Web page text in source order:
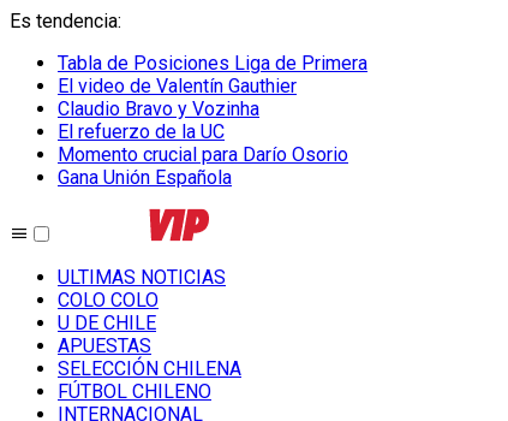
Es tendencia:
Tabla de Posiciones Liga de Primera
El video de Valentín Gauthier
Claudio Bravo y Vozinha
El refuerzo de la UC
Momento crucial para Darío Osorio
Gana Unión Española
ULTIMAS NOTICIAS
COLO COLO
U DE CHILE
APUESTAS
SELECCIÓN CHILENA
FÚTBOL CHILENO
INTERNACIONAL